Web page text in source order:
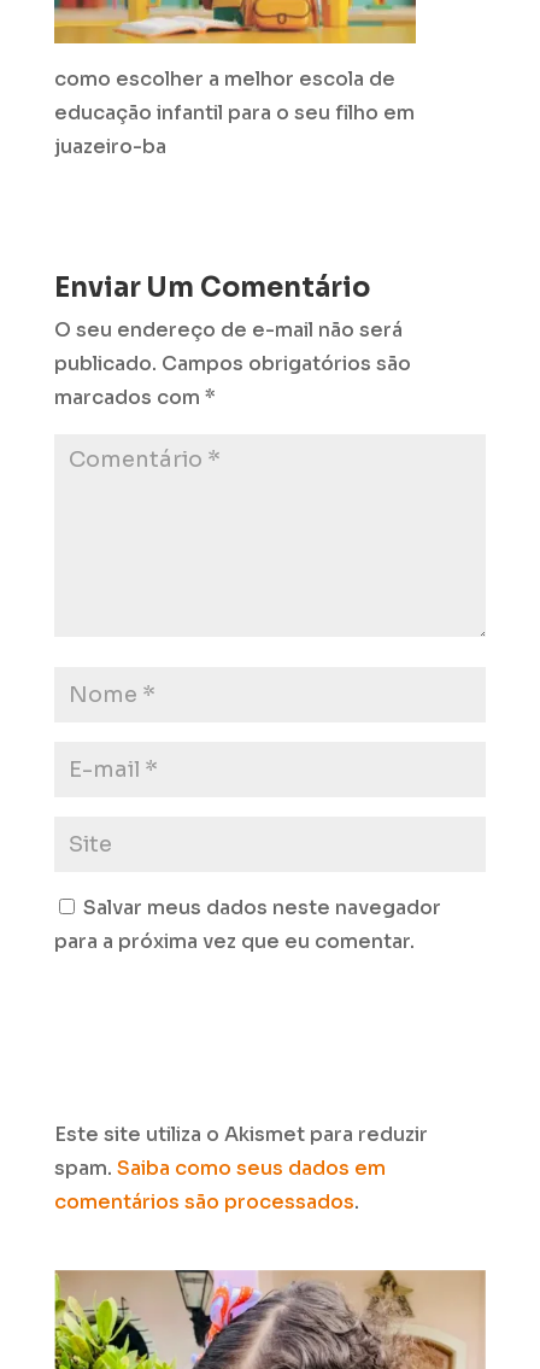
como escolher a melhor escola de
educação infantil para o seu filho em
juazeiro-ba
Enviar Um Comentário
O seu endereço de e-mail não será
publicado. Campos obrigatórios são
marcados com *
Salvar meus dados neste navegador
para a próxima vez que eu comentar.
Este site utiliza o Akismet para reduzir
spam. Saiba como seus dados em
comentários são processados.